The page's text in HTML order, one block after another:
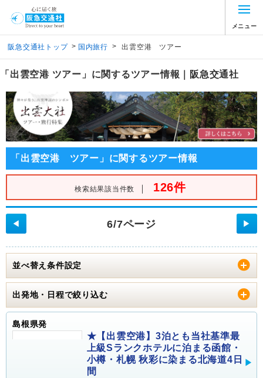
メニュー
阪急交通社トップ > 国内旅行 > 出雲空港 ツアー
「出雲空港 ツアー」に関するツアー情報｜阪急交通社
「出雲空港 ツアー」に関するツアー情報
検索結果該当件数 ｜ 126件
6/7ページ
◀ ▶
並べ替え条件設定
出発地・日程で絞り込む
島根県発
★【出雲空港】3泊とも当社基準最
上級Sランクホテルに泊まる函館・
小樽・札幌 秋彩に染まる北海道4日
間